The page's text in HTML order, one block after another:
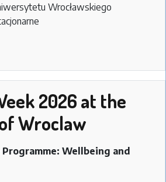
Wrocławskiego
2026 at the
Wroclaw
Wellbeing and